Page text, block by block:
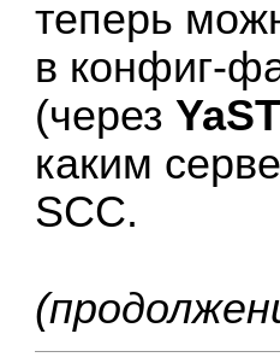
теперь
в конфиг-
(через
каким
SCC.